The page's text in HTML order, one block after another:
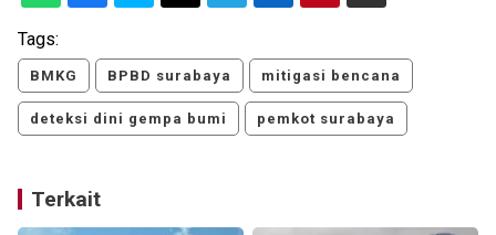
Tags:
BMKG BPBD surabaya mitigasi bencana
deteksi dini gempa bumi pemkot surabaya
Terkait